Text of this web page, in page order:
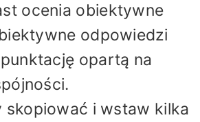
ocenia obiektywne
odpowiedzi
opartą na
i wstaw kilka